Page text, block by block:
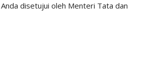
disetujui oleh Menteri Tata dan